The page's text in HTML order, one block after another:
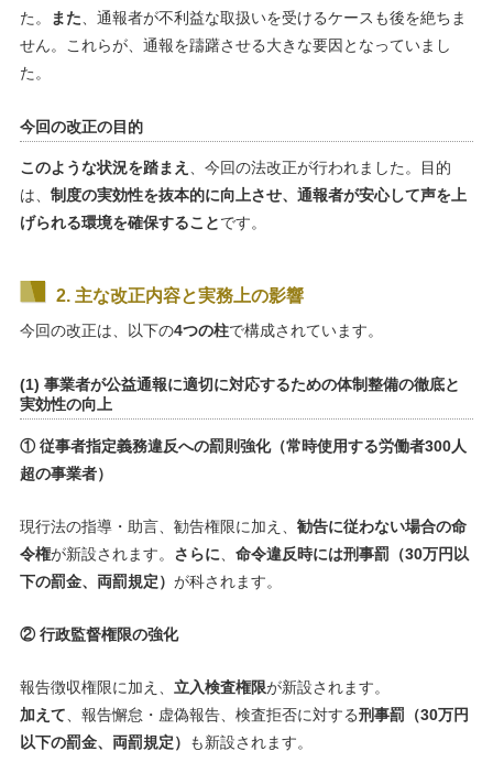
た。
また 、通報者が不利益な取扱いを受けるケースも後を絶ちま
せん。これらが、通報を躊躇させる大きな要因となっていまし
た。
今回の改正の目的
このような状況を踏まえ 、今回の法改正が行われました。目的
は、 制度の実効性を抜本的に向上させ、通報者が安心して声を上
げられる環境を確保することです。
2. 主な改正内容と実務上の影響
今回の改正は、以下の4つの柱で構成されています。
(1) 事業者が公益通報に適切に対応するための体制整備の徹底と
実効性の向上
① 従事者指定義務違反への罰則強化（常時使用する労働者300人
超の事業者）
現行法の指導・助言、勧告権限に加え、 勧告に従わない場合の命
令権が新設されます。 さらに
命令違反時には刑事罰（30万円以
下の罰金、両罰規定） が科されます。
② 行政監督権限の強化
報告徴収権限に加え、 立入検査権限が新設されます。
加えて 、報告懈怠・虚偽報告、検査拒否に対する刑事罰（30万円
以下の罰金、両罰規定）
も新設されます。